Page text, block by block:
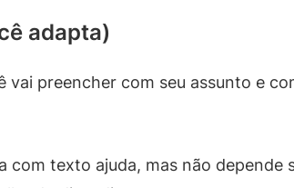
adapta)
preencher com seu assunto e
com texto ajuda, mas não depende